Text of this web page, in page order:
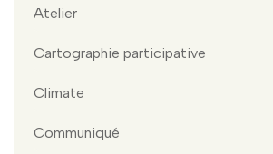
Atelier
Cartographie participative
Climate
Communiqué